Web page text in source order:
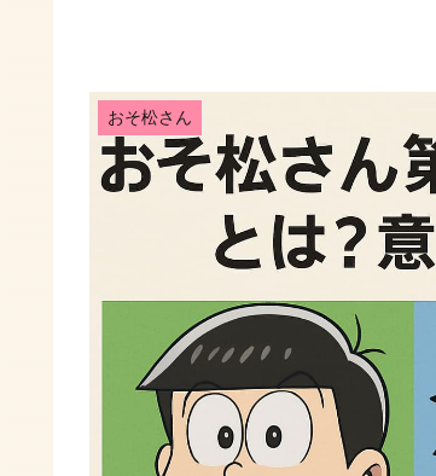
おそ松さん